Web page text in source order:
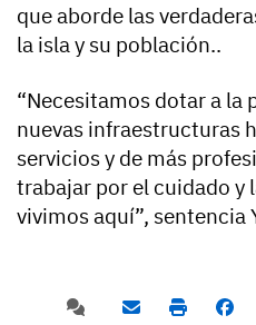
que aborde las
la isla y su población..
“Necesitamos dotar a la
nuevas infraestructuras
servicios y de más
trabajar por el cuidado y
vivimos aquí”, sentencia